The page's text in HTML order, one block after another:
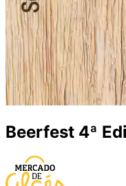
Beerfest 4ª